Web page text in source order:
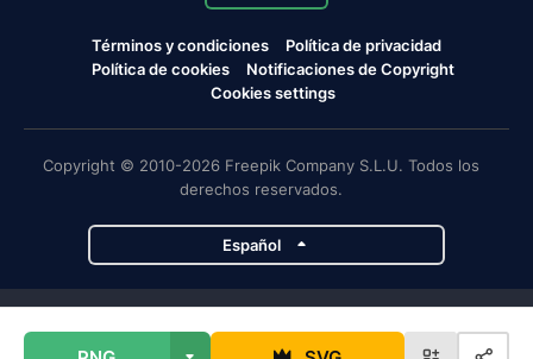
Términos y condiciones
Política de privacidad
Política de cookies
Notificaciones de Copyright
Cookies settings
Copyright © 2010-2026 Freepik Company S.L.U. Todos los
derechos reservados.
Español